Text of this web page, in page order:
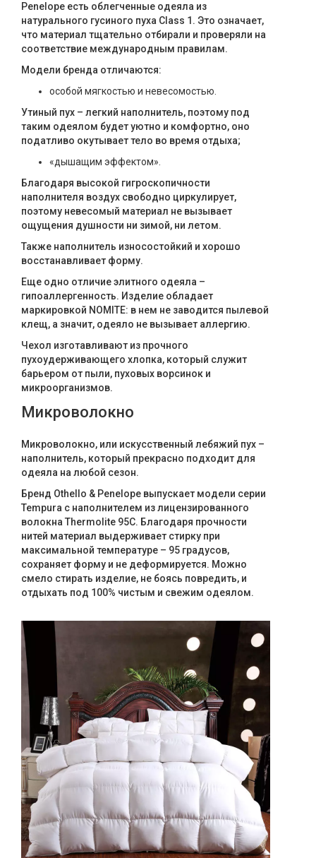
Penelope есть облегченные одеяла из
натурального гусиного пуха Class 1. Это означает,
что материал тщательно отбирали и проверяли на
соответствие международным правилам.
Модели бренда отличаются:
особой мягкостью и невесомостью.
Утиный пух – легкий наполнитель, поэтому под
таким одеялом будет уютно и комфортно, оно
податливо окутывает тело во время отдыха;
«дышащим эффектом».
Благодаря высокой гигроскопичности
наполнителя воздух свободно циркулирует,
поэтому невесомый материал не вызывает
ощущения душности ни зимой, ни летом.
Также наполнитель износостойкий и хорошо
восстанавливает форму.
Еще одно отличие элитного одеяла –
гипоаллергенность. Изделие обладает
маркировкой NOMITE: в нем не заводится пылевой
клещ, а значит, одеяло не вызывает аллергию.
Чехол изготавливают из прочного
пухоудерживающего хлопка, который служит
барьером от пыли, пуховых ворсинок и
микроорганизмов.
Микроволокно
Микроволокно, или искусственный лебяжий пух –
наполнитель, который прекрасно подходит для
одеяла на любой сезон.
Бренд Othello & Penelope выпускает модели серии
Tempura с наполнителем из лицензированного
волокна Thermolite 95C. Благодаря прочности
нитей материал выдерживает стирку при
максимальной температуре – 95 градусов,
сохраняет форму и не деформируется. Можно
смело стирать изделие, не боясь повредить, и
отдыхать под 100% чистым и свежим одеялом.